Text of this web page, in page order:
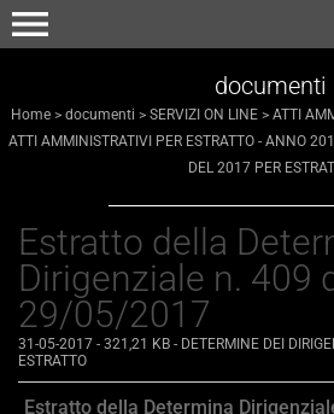
menu
documenti
Home > documenti > SERVIZI ON LINE > ATTI
ATTI AMMINISTRATIVI PER ESTRATTO - ANNO
DEL 2017 PER
Estratto della
Dirigenziale n. 409
29/05/2017
31-05-2017 - 321,21 KB - DETERMINE DEI
ESTRATTO
Estratto della Determina